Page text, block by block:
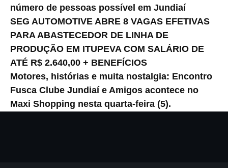
número de pessoas possível em Jundiaí
SEG AUTOMOTIVE ABRE 8 VAGAS EFETIVAS
PARA ABASTECEDOR DE LINHA DE
PRODUÇÃO EM ITUPEVA COM SALÁRIO DE
ATÉ R$ 2.640,00 + BENEFÍCIOS
Motores, histórias e muita nostalgia: Encontro
Fusca Clube Jundiaí e Amigos acontece no
Maxi Shopping nesta quarta-feira (5).